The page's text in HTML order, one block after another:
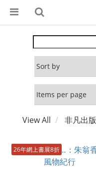
View All 非凡出版
26年網上書展8折